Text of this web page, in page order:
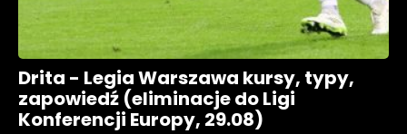
Drita - Legia Warszawa kursy, typy,
zapowiedź (eliminacje do Ligi
Konferencji Europy, 29.08)